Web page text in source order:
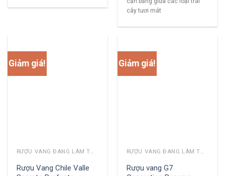
cây tươi mát
Giảm giá!
Rượu Vang Chile Valle
Giảm giá!
Rượu vang G7